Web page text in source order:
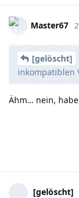
Master67
[gelöscht]
inkompatiblen
Ähm… nein,
[gelöscht]